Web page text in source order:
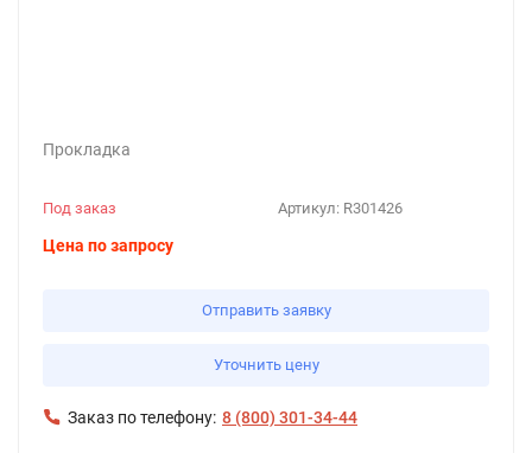
Прокладка
Артикул: R301426
Под заказ
Цена по запросу
Отправить заявку
Уточнить цену
Заказ по телефону: 8 (800) 301-34-44